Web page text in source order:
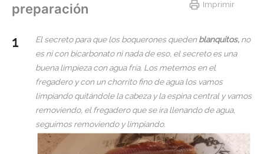
Imprimir
preparación
El secreto para que los boquerones quedenblanquitos, no
es ni con bicarbonato ni nada de eso, el secreto es una
buena limpieza con agua fría. Los metemos en el
fregadero y con un chorrito fino de agua los vamos
limpiando quitándole la cabeza y la espina central y vamos
removiendo, el fregadero que se ira llenando de agua,
seguimos removiendo y limpiando.